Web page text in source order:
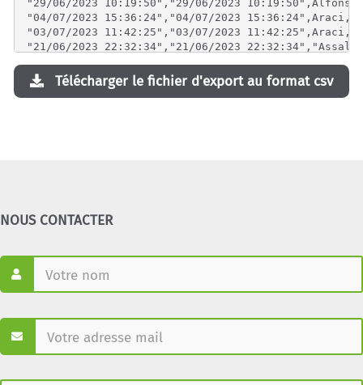
Télécharger le fichier d'export au format csv
NOUS CONTACTER